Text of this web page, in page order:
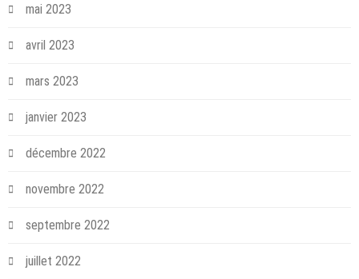
mai 2023
avril 2023
mars 2023
janvier 2023
décembre 2022
novembre 2022
septembre 2022
juillet 2022